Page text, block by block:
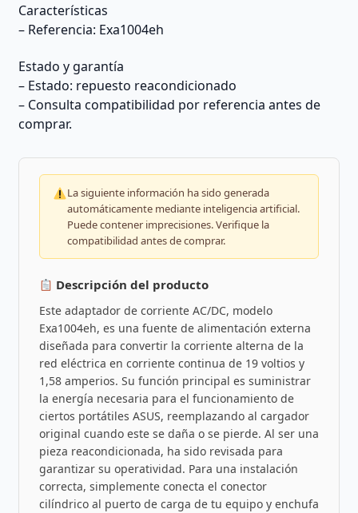
Características
– Referencia: Exa1004eh
Estado y garantía
– Estado: repuesto reacondicionado
– Consulta compatibilidad por referencia antes de
comprar.
La siguiente información ha sido generada
automáticamente mediante inteligencia artificial.
Puede contener imprecisiones. Verifique la
compatibilidad antes de comprar.
Descripción del producto
Este adaptador de corriente AC/DC, modelo
Exa1004eh, es una fuente de alimentación externa
diseñada para convertir la corriente alterna de la
red eléctrica en corriente continua de 19 voltios y
1,58 amperios. Su función principal es suministrar
la energía necesaria para el funcionamiento de
ciertos portátiles ASUS, reemplazando al cargador
original cuando este se daña o se pierde. Al ser una
pieza reacondicionada, ha sido revisada para
garantizar su operatividad. Para una instalación
correcta, simplemente conecta el conector
cilíndrico al puerto de carga de tu equipo y enchufa